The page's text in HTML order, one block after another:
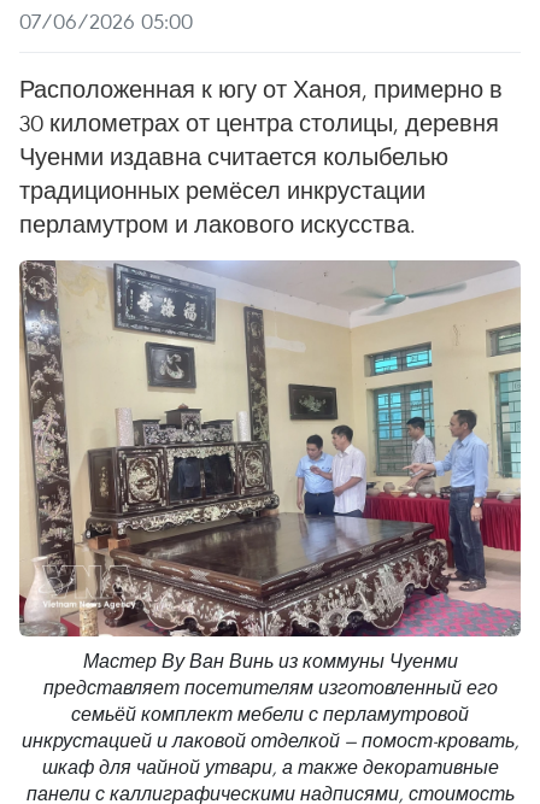
07/06/2026 05:00
Расположенная к югу от Ханоя, примерно в
30 километрах от центра столицы, деревня
Чуенми издавна считается колыбелью
традиционных ремёсел инкрустации
перламутром и лакового искусства.
Мастер Ву Ван Винь из коммуны Чуенми
представляет посетителям изготовленный его
семьёй комплект мебели с перламутровой
инкрустацией и лаковой отделкой — помост-кровать,
шкаф для чайной утвари, а также декоративные
панели с каллиграфическими надписями, стоимость